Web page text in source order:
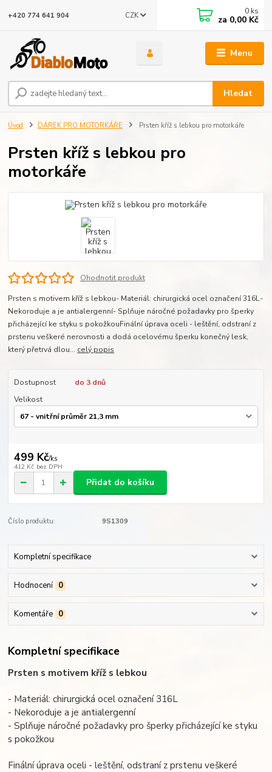
Menu
CZK
Hledat
+420 774 641 904 0 ks
za 0,00 Kč
Úvod DÁREK PRO MOTORKÁŘE Prsten kříž s lebkou pro motorkáře
Prsten kříž s lebkou pro
motorkáře
Ohodnotit produkt
Prsten s motivem kříž s lebkou- Materiál: chirurgická ocel označení 316L-
Nekoroduje a je antialergenní- Splňuje náročné požadavky pro šperky
přicházející ke styku s pokožkouFinální úprava oceli - leštění, odstraní z
prstenu veškeré nerovnosti a dodá ocelovému šperku konečný lesk,
který přetrvá dlou... celý popis
Dostupnost
do 3 dnů
Velikost
499 Kč/ks
412 Kč bez DPH
Přidat do košíku
Číslo produktu: 9S1309
Kompletní specifikace
Hodnocení 0
Komentáře 0
Kompletní specifikace
Prsten s motivem kříž s lebkou
- Materiál: chirurgická ocel označení 316L
- Nekoroduje a je antialergenní
- Splňuje náročné požadavky pro šperky přicházející ke styku
s pokožkou
Finální úprava oceli - leštění, odstraní z prstenu veškeré